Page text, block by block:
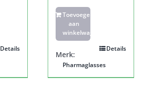
Details
Toevoegen
aan
winkelwagen
Details
Merk:
Pharmaglasses